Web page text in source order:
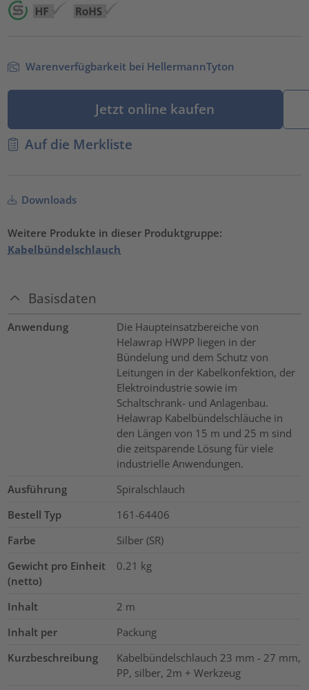
Warenverfügbarkeit bei HellermannTyton
Jetzt online kaufen
Auf die Merkliste
Downloads
Weitere Produkte in dieser Produktgruppe:
Kabelbündelschlauch
Basisdaten
Anwendung
Die Haupteinsatzbereiche von
Helawrap HWPP liegen in der
Bündelung und dem Schutz von
Leitungen in der Kabelkonfektion, der
Elektroindustrie sowie im
Schaltschrank- und Anlagenbau.
Helawrap Kabelbündelschläuche in
den Längen von 15 m und 25 m sind
die zeitsparende Lösung für viele
industrielle Anwendungen.
Ausführung
Spiralschlauch
Bestell Typ
161-64406
Farbe
Silber (SR)
Gewicht pro Einheit
(netto)
0.21 kg
Inhalt 2 m
Inhalt per
Packung
Kurzbeschreibung
Kabelbündelschlauch 23 mm - 27 mm,
PP, silber, 2m + Werkzeug